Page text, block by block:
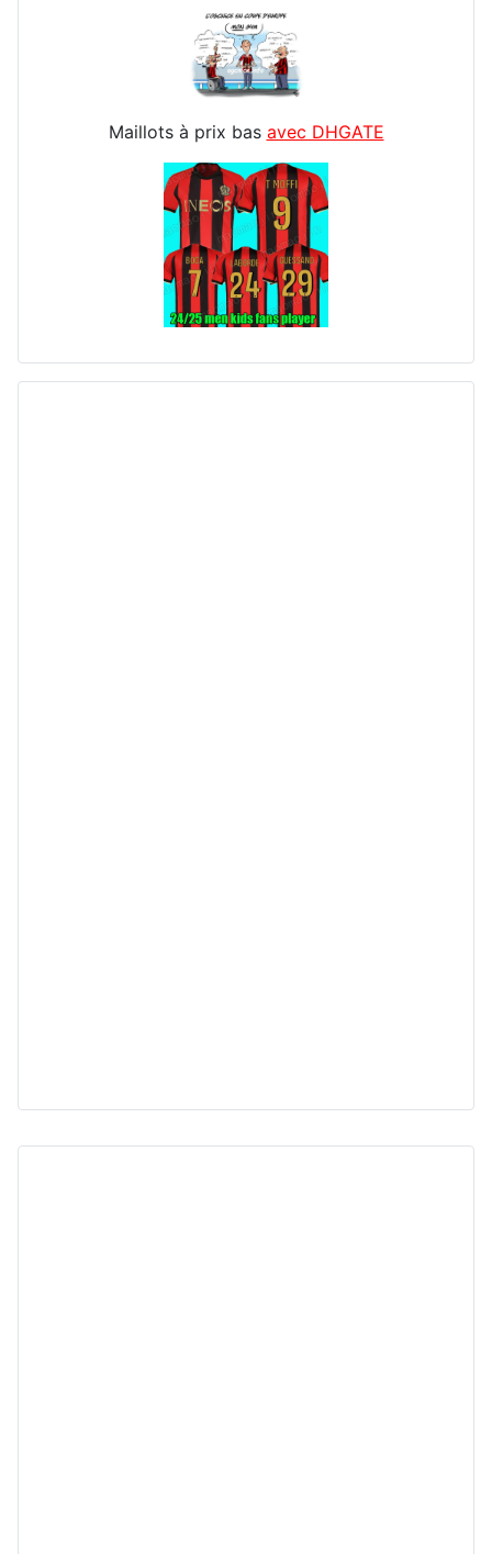
Maillots à prix bas avec DHGATE